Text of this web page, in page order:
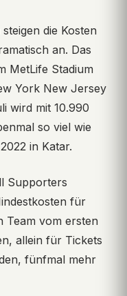
die Kosten
an. Das
MetLife Stadium
York New Jersey
wird mit 10.990
so viel wie
in Katar.
Supporters
für
Team vom ersten
allein für Tickets
fünfmal mehr